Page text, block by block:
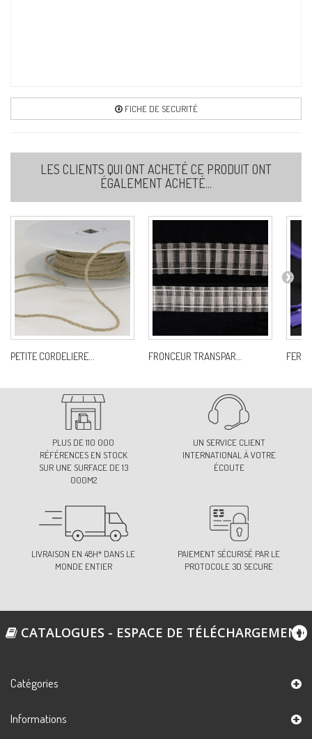
Ref: S677B0C51
Ref: S677B0C56
72-BORDEAUX
S677B0C72
FICHE DE SECURITÉ
LES CLIENTS QUI ONT ACHETÉ CE PRODUIT ONT
ÉGALEMENT ACHETÉ...
PETITE CORDELIERE... FRONCEUR TRANSPAR...
PLUS DE 110 000
RÉFÉRENCES EN STOCK
SUR UNE SURFACE DE 13
000M2
UN SERVICE CLIENT
INTERNATIONAL À VOTRE
ÉCOUTE
LIVRAISON EN 48H* DANS LE
MONDE ENTIER
PAIEMENT SÉCURISÉ PAR LE
PROTOCOLE 3D SECURE
CATALOGUES - ESPACE DE TÉLÉCHARGEMENT
Catégories
Informations